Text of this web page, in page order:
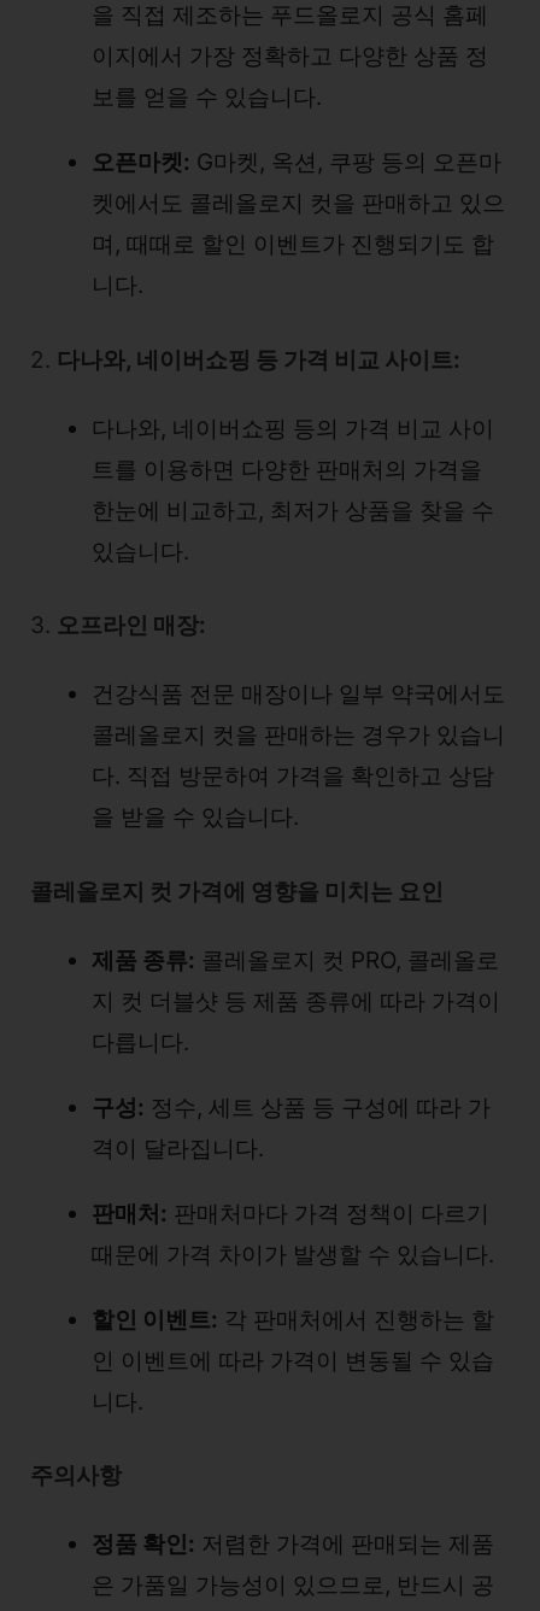
을 직접 제조하는 푸드올로지 공식 홈페
이지에서 가장 정확하고 다양한 상품 정
보를 얻을 수 있습니다.
오픈마켓: G마켓, 옥션, 쿠팡 등의 오픈마
켓에서도 콜레올로지 컷을 판매하고 있으
며, 때때로 할인 이벤트가 진행되기도 합
니다.
2. 다나와, 네이버쇼핑 등 가격 비교 사이트:
다나와, 네이버쇼핑 등의 가격 비교 사이
트를 이용하면 다양한 판매처의 가격을
한눈에 비교하고, 최저가 상품을 찾을 수
있습니다.
3. 오프라인 매장:
건강식품 전문 매장이나 일부 약국에서도
콜레올로지 컷을 판매하는 경우가 있습니
다. 직접 방문하여 가격을 확인하고 상담
을 받을 수 있습니다.
콜레올로지 컷 가격에 영향을 미치는 요인
제품 종류: 콜레올로지 컷 PRO, 콜레올로
지 컷 더블샷 등 제품 종류에 따라 가격이
다릅니다.
구성: 정수, 세트 상품 등 구성에 따라 가
격이 달라집니다.
판매처: 판매처마다 가격 정책이 다르기
때문에 가격 차이가 발생할 수 있습니다.
할인 이벤트: 각 판매처에서 진행하는 할
인 이벤트에 따라 가격이 변동될 수 있습
니다.
주의사항
정품 확인: 저렴한 가격에 판매되는 제품
은 가품일 가능성이 있으므로, 반드시 공